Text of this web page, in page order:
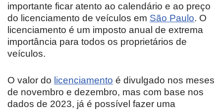
importante ficar atento ao calendário e ao preço
do licenciamento de veículos em São Paulo. O
licenciamento é um imposto anual de extrema
importância para todos os proprietários de
veículos.
O valor do licenciamento é divulgado nos meses
de novembro e dezembro, mas com base nos
dados de 2023, já é possível fazer uma